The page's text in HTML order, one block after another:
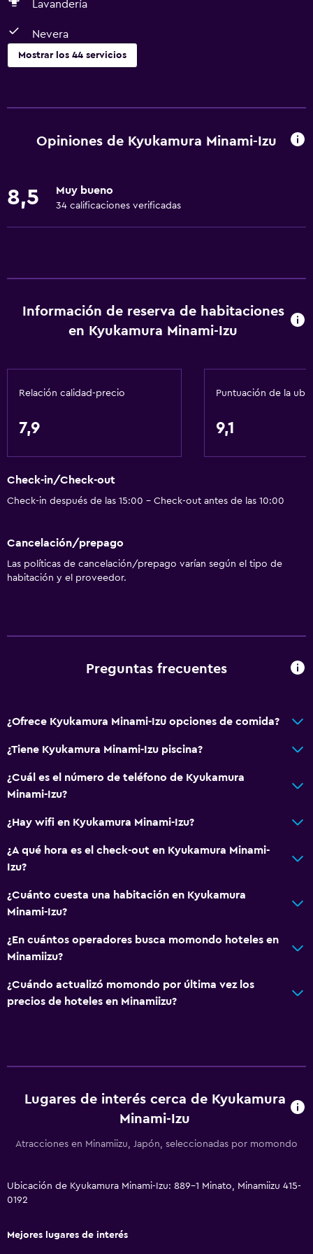
Lavandería
Nevera
Mostrar los 44 servicios
Wifi gratis
Aire acondicionado
Accesibilidad y adecuación
Para no fumadores
Ascensor disponible
Plantas superiores accesibles por ascensor
General
Habitaciones insonorizadas
Tatami (piso tradicional japonés)
Teléfono
Seguridad las 24 horas
Cámaras CCTV en zonas comunes
Servicio de despertador
Check-in/check-out privado
Acceso con llave
Comedor
Restaurante
Nevera
Máquina expendedora (bebidas)
Estacionamiento y transporte
TV de pantalla plana
Yukata (bata de baño japonesa)
Opiniones de Kyukamura Minami-Izu
8,5 Muy bueno
34 calificaciones verificadas
Información de reserva de habitaciones
en Kyukamura Minami-Izu
Relación calidad-precio
7,9
Puntuación de la
9,1
Check-in/Check-out
Check-in después de las 15:00 - Check-out antes de las 10:00
Cancelación/prepago
Las políticas de cancelación/prepago varían según el tipo de
habitación y el proveedor.
Preguntas frecuentes
¿Ofrece Kyukamura Minami-Izu opciones de comida?
¿Tiene Kyukamura Minami-Izu piscina?
¿Cuál es el número de teléfono de Kyukamura
Minami-Izu?
¿Hay wifi en Kyukamura Minami-Izu?
¿A qué hora es el check-out en Kyukamura Minami-
Izu?
¿Cuánto cuesta una habitación en Kyukamura
Minami-Izu?
¿En cuántos operadores busca momondo hoteles en
Minamiizu?
¿Cuándo actualizó momondo por última vez los
precios de hoteles en Minamiizu?
Lugares de interés cerca de Kyukamura
Minami-Izu
Atracciones en Minamiizu, Japón, seleccionadas por momondo
Ubicación de Kyukamura Minami-Izu: 889-1 Minato, Minamiizu 415-
0192
Mejores lugares de interés